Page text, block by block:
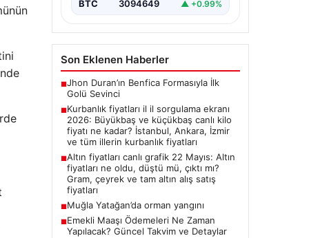
BTC 3094649 ▲ +0.99%
Son Eklenen Haberler
■Jhon Duran’ın Benfica Formasıyla İlk
Golü Sevinci
■Kurbanlık fiyatları il il sorgulama ekranı
2026: Büyükbaş ve küçükbaş canlı kilo
fiyatı ne kadar? İstanbul, Ankara, İzmir
ve tüm illerin kurbanlık fiyatları
■Altın fiyatları canlı grafik 22 Mayıs: Altın
fiyatları ne oldu, düştü mü, çıktı mı?
Gram, çeyrek ve tam altın alış satış
fiyatları
■Muğla Yatağan’da orman yangını
■Emekli Maaşı Ödemeleri Ne Zaman
Yapılacak? Güncel Takvim ve Detaylar